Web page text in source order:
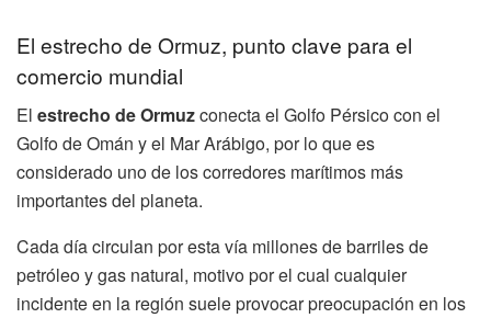
El estrecho de Ormuz, punto clave para el
comercio mundial
El estrecho de Ormuzconecta el Golfo Pérsico con el
Golfo de Omán y el Mar Arábigo, por lo que es
considerado uno de los corredores marítimos más
importantes del planeta.
Cada día circulan por esta vía millones de barriles de
petróleo y gas natural, motivo por el cual cualquier
incidente en la región suele provocar preocupación en los